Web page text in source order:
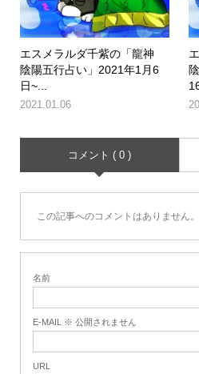
エスメラルダ千紫の「龍神
陰陽五行占い」2021年1月6
日~...
2021.01.06
コメント ( 0 )
この記事へのコメントはありません。
名前
E-MAIL ※ 公開されません
URL